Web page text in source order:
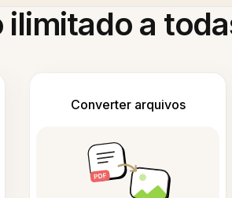
ilimitado a
Converter arquivos